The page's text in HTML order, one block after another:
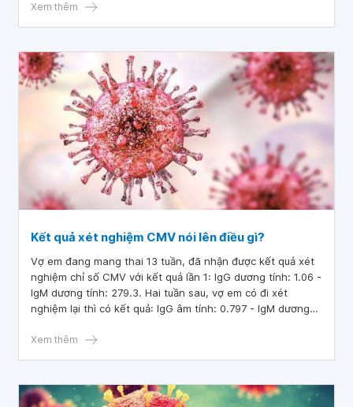
Xem thêm
Kết quả xét nghiệm CMV nói lên điều gì?
Vợ em đang mang thai 13 tuần, đã nhận được kết quả xét
nghiệm chỉ số CMV với kết quả lần 1: IgG dương tính: 1.06 -
IgM dương tính: 279.3. Hai tuần sau, vợ em có đi xét
nghiệm lại thì có kết quả: IgG âm tính: 0.797 - IgM dương
lên điều gì?
Xem thêm